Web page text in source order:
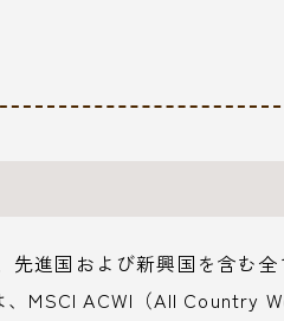
進国および新興国を含む
MSCI ACWI（All Country